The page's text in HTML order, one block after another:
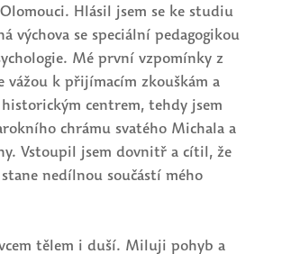
Olomouci. Hlásil jsem se ke studiu
výchova se speciální pedagogikou
Mé první vzpomínky z
vážou k přijímacím zkouškám a
centrem, tehdy jsem
chrámu svatého Michala a
Vstoupil jsem dovnitř a cítil, že
nedílnou součástí mého
tělem i duší. Miluji pohyb a